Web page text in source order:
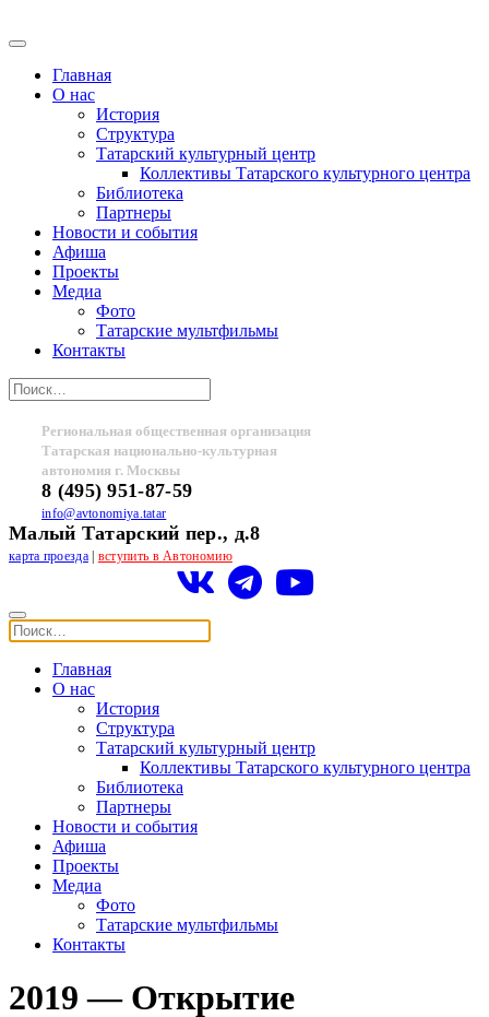
Главная
О нас
История
Структура
Татарский культурный центр
Коллективы Татарского культурного центра
Библиотека
Партнеры
Новости и события
Афиша
Проекты
Медиа
Фото
Татарские мультфильмы
Контакты
Региональная общественная организация
Татарская национально-культурная
автономия г. Москвы
8 (495) 951-87-59
info@avtonomiya.tatar
Малый Татарский пер., д.8
карта проезда| вступить в Автономию
Главная
О нас
История
Структура
Татарский культурный центр
Коллективы Татарского культурного центра
Библиотека
Партнеры
Новости и события
Афиша
Проекты
Медиа
Фото
Татарские мультфильмы
Контакты
2019 — Открытие